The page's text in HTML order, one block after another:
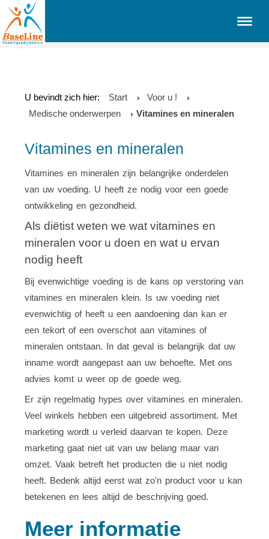
U bevindt zich hier: Start
Voor u !
Medische onderwerpen
Vitamines en mineralen
Vitamines en mineralen
Vitamines en mineralen zijn belangrijke onderdelen
van uw voeding. U heeft ze nodig voor een goede
ontwikkeling en gezondheid.
Als diëtist weten we wat vitamines en
mineralen voor u doen en wat u ervan
nodig heeft
Bij evenwichtige voeding is de kans op verstoring van
vitamines en mineralen klein. Is uw voeding niet
evenwichtig of heeft u een aandoening dan kan er
een tekort of een overschot aan vitamines of
mineralen ontstaan. In dat geval is belangrijk dat uw
inname wordt aangepast aan uw behoefte. Met ons
advies komt u weer op de goede weg.
Er zijn regelmatig hypes over vitamines en mineralen.
Veel winkels hebben een uitgebreid assortiment. Met
marketing wordt u verleid daarvan te kopen. Deze
marketing gaat niet uit van uw belang maar van
omzet. Vaak betreft het producten die u niet nodig
heeft. Bedenk altijd eerst wat zo'n product voor u kan
betekenen en lees altijd de beschrijving goed.
Meer informatie